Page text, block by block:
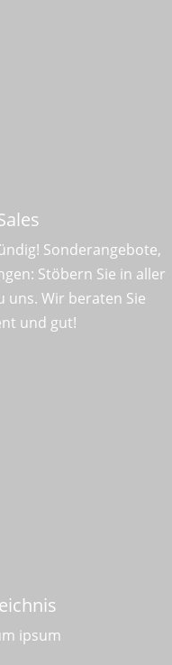
Sonderangebote,
Stöbern Sie in aller
uns. Wir beraten Sie
und gut!
ipsum